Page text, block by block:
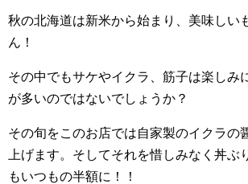
秋の北海道は新米から始まり、美味しい
ん！
その中でもサケやイクラ、筋子は楽しみ
が多いのではないでしょうか？
その旬をこのお店では自家製のイクラの
上げます。そしてそれを惜しみなく丼ぶ
もいつもの半額に！！